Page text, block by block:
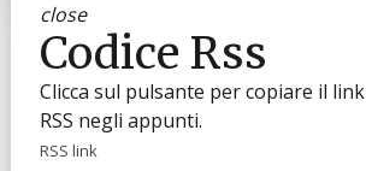
close
Codice Rss
Clicca sul pulsante per copiare il link
RSS negli appunti.
RSS link